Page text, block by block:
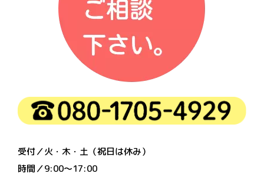
受付／火・木・土（祝日は休み）
時間／9:00〜17:00